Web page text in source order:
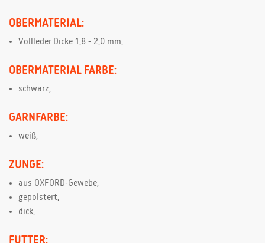
OBERMATERIAL:
Vollleder Dicke 1,8 - 2,0 mm,
OBERMATERIAL FARBE:
schwarz,
GARNFARBE:
weiß,
ZUNGE:
aus OXFORD-Gewebe,
gepolstert,
dick,
FUTTER: